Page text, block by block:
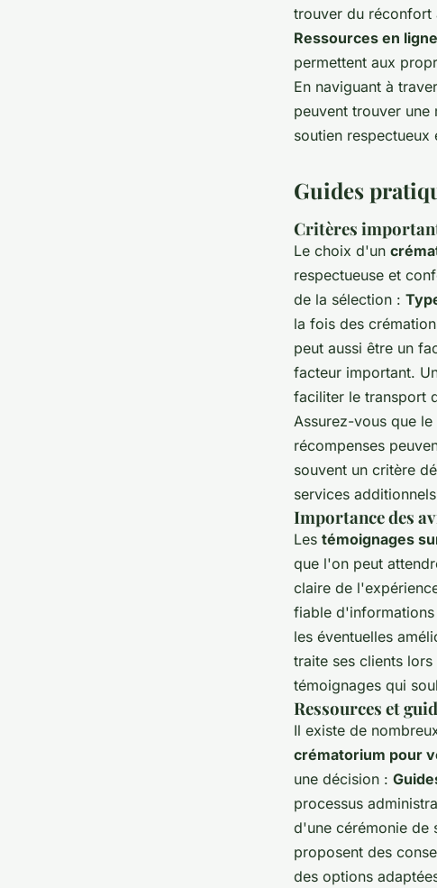
trouver du réconfort
Ressources en ligne
permettent aux
En naviguant à
peuvent trouver
soutien
Guides
Critères
Le choix d'un
respectueuse et
de la sélection :
la fois des
peut aussi être un
facteur important.
faciliter le transport
Assurez-vous que
récompenses
souvent un critère
services
Importance des
Les témoignages
que l'on peut
claire de
fiable
les éventuelles
traite ses clients
témoignages qui
Ressources et
Il existe de
crématorium pour
une décision :
processus
d'une cérémonie de
proposent des
des options